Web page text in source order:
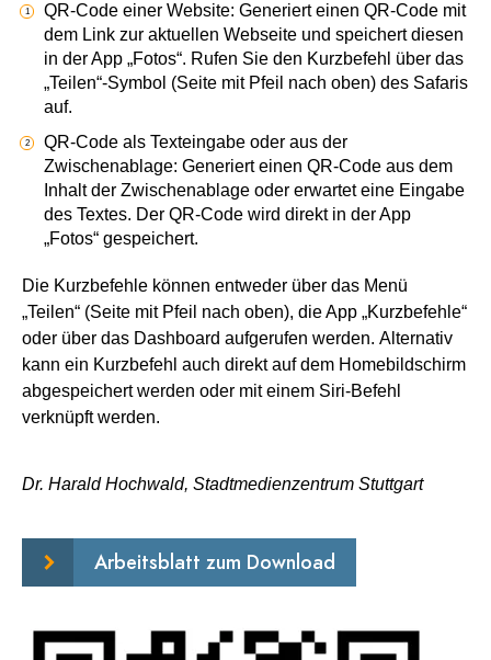
QR-Code einer Website: Generiert einen QR-Code mit
dem Link zur aktuellen Webseite und speichert diesen
in der App „Fotos“. Rufen Sie den Kurzbefehl über das
„Teilen“-Symbol (Seite mit Pfeil nach oben) des Safaris
auf.
QR-Code als Texteingabe oder aus der
Zwischenablage: Generiert einen QR-Code aus dem
Inhalt der Zwischenablage oder erwartet eine Eingabe
des Textes. Der QR-Code wird direkt in der App
„Fotos“ gespeichert.
Die Kurzbefehle können entweder über das Menü
„Teilen“ (Seite mit Pfeil nach oben), die App „Kurzbefehle“
oder über das Dashboard aufgerufen werden. Alternativ
kann ein Kurzbefehl auch direkt auf dem Homebildschirm
abgespeichert werden oder mit einem Siri-Befehl
verknüpft werden.
Dr. Harald Hochwald, Stadtmedienzentrum Stuttgart
Arbeitsblatt zum Download